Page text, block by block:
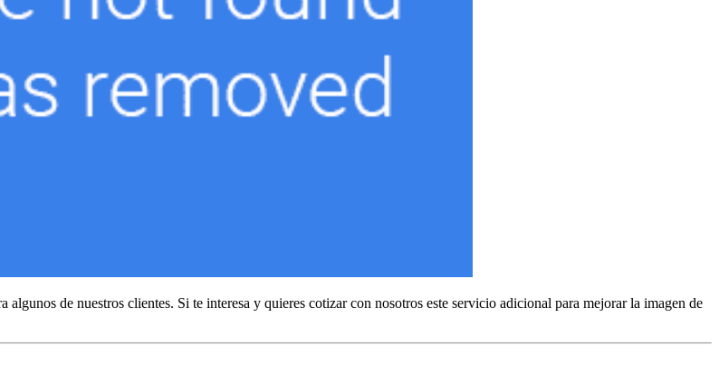
de nuestros clientes. Si te interesa y quieres cotizar con nosotros este servicio adicional para mejorar la imagen de